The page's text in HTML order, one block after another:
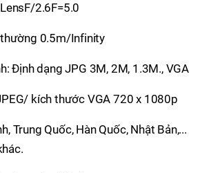
2.6F=5.0
thường 0.5m/Infinity
Định dạng JPG 3M, 2M, 1.3M., VGA
kích thước VGA 720 x 1080p
Trung Quốc, Hàn Quốc, Nhật Bản,...